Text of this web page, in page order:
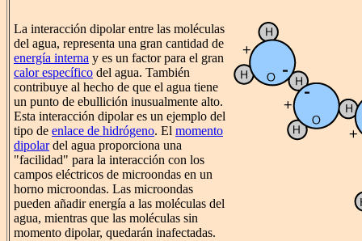
La interacción dipolar entre las moléculas
del agua, representa una gran cantidad de
energía interna y es un factor para el gran
calor específico del agua. También
contribuye al hecho de que el agua tiene
un punto de ebullición inusualmente alto.
Esta interacción dipolar es un ejemplo del
tipo de enlace de hidrógeno. El momento
dipolardel agua proporciona una
"facilidad" para la interacción con los
campos eléctricos de microondas en un
horno microondas. Las microondas
pueden añadir energía a las moléculas del
agua, mientras que las moléculas sin
momento dipolar, quedarán inafectadas.